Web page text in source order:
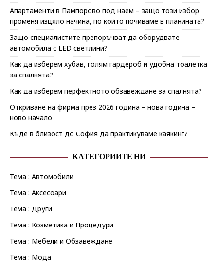
Апартаменти в Пампорово под наем – защо този избор
променя изцяло начина, по който почиваме в планината?
Защо специалистите препоръчват да оборудвате
автомобила с LED светлини?
Как да изберем хубав, голям гардероб и удобна тоалетка
за спалнята?
Как да изберем перфектното обзавеждане за спалнята?
Откриване на фирма през 2026 година – нова година –
ново начало
Къде в близост до София да практикуваме каякинг?
КАТЕГОРИИТЕ НИ
Тема : Автомобили
Тема : Аксесоари
Тема : Други
Тема : Козметика и Процедури
Тема : Мебели и Обзавеждане
Тема : Мода